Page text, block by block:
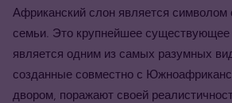
Африканский слон является символом
семьи. Это крупнейшее существующее
является одним из самых разумных
созданные совместно с
двором, поражают своей